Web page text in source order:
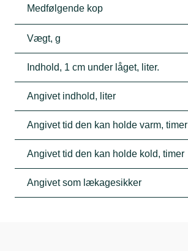
Medfølgende kop
Vægt, g
Indhold, 1 cm under låget, liter.
Angivet indhold, liter
Angivet tid den kan holde varm, timer
Angivet tid den kan holde kold, timer
Angivet som lækagesikker